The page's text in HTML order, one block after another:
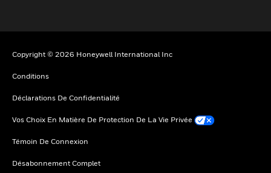
Copyright © 2026 Honeywell International Inc
Conditions
Déclarations De Confidentialité
Vos Choix En Matière De Protection De La Vie Privée
Témoin De Connexion
Désabonnement Complet